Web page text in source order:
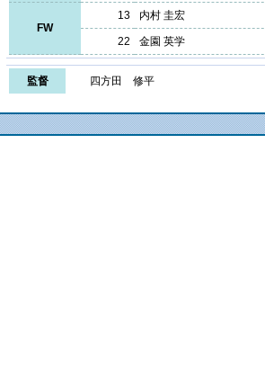
FW
13 内村 圭宏
22 金園 英学
監督 四方田 修平